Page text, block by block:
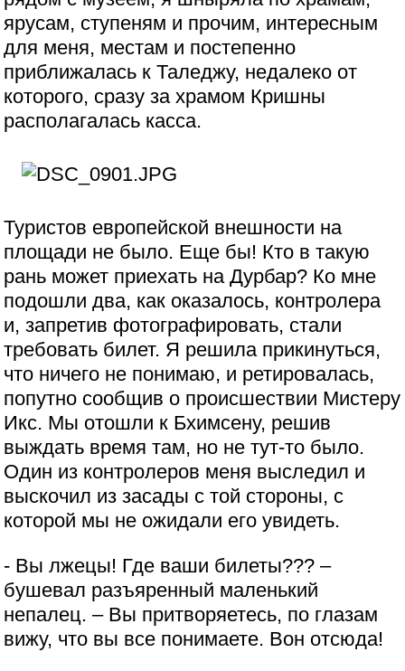
ярусам, ступеням и прочим, интересным
для меня, местам и постепенно
приближалась к Таледжу, недалеко от
которого, сразу за храмом Кришны
располагалась касса.
Туристов европейской внешности на
площади не было. Еще бы! Кто в такую
рань может приехать на Дурбар? Ко мне
подошли два, как оказалось, контролера
и, запретив фотографировать, стали
требовать билет. Я решила прикинуться,
что ничего не понимаю, и ретировалась,
попутно сообщив о происшествии Мистеру
Икс. Мы отошли к Бхимсену, решив
выждать время там, но не тут-то было.
Один из контролеров меня выследил и
выскочил из засады с той стороны, с
которой мы не ожидали его увидеть.
- Вы лжецы! Где ваши билеты??? –
бушевал разъяренный маленький
непалец. – Вы притворяетесь, по глазам
вижу, что вы все понимаете. Вон отсюда!